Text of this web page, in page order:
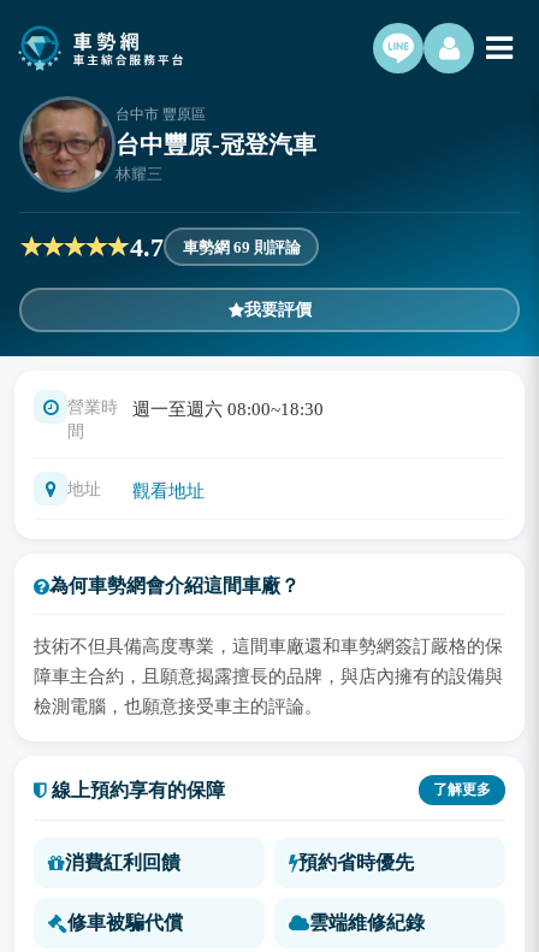
台中市 豐原區
台中豐原-冠登汽車
林耀三
4.7 車勢網 69 則評論
我要評價
營業時
間
週一至週六 08:00~18:30
地址 觀看地址
為何車勢網會介紹這間車廠？
技術不但具備高度專業，這間車廠還和車勢網簽訂嚴格的保
障車主合約，且願意揭露擅長的品牌，與店內擁有的設備與
檢測電腦，也願意接受車主的評論。
線上預約享有的保障 了解更多
消費紅利回饋 預約省時優先
修車被騙代償 雲端維修紀錄